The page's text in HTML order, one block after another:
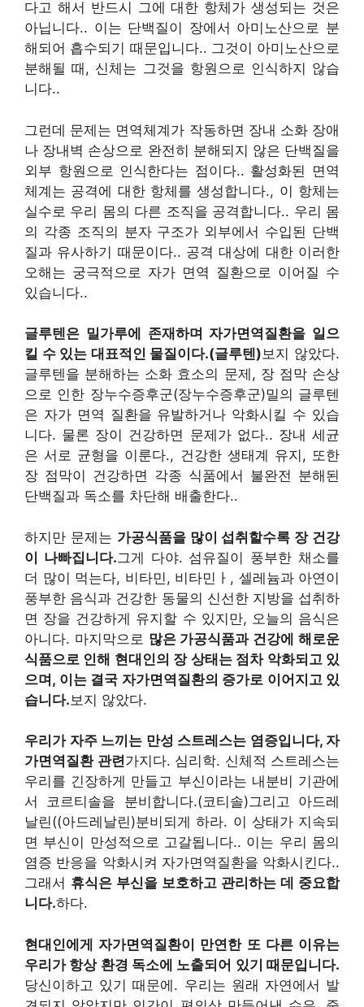
다고 해서 반드시 그에 대한 항체가 생성되는 것은
아닙니다.. 이는 단백질이 장에서 아미노산으로 분
해되어 흡수되기 때문입니다.. 그것이 아미노산으로
분해될 때, 신체는 그것을 항원으로 인식하지 않습
니다..
그런데 문제는 면역체계가 작동하면 장내 소화 장애
나 장내벽 손상으로 완전히 분해되지 않은 단백질을
외부 항원으로 인식한다는 점이다.. 활성화된 면역
체계는 공격에 대한 항체를 생성합니다., 이 항체는
실수로 우리 몸의 다른 조직을 공격합니다.. 우리 몸
의 각종 조직의 분자 구조가 외부에서 수입된 단백
질과 유사하기 때문이다.. 공격 대상에 대한 이러한
오해는 궁극적으로 자가 면역 질환으로 이어질 수
있습니다..
글루텐은 밀가루에 존재하며 자가면역질환을 일으
킬 수 있는 대표적인 물질이다.(글루텐)보지 않았다.
글루텐을 분해하는 소화 효소의 문제 , 장 점막 손상
으로 인한 장누수증후군(장누수증후군)밀의 글루텐
은 자가 면역 질환을 유발하거나 악화시킬 수 있습
니다. 물론 장이 건강하면 문제가 없다.. 장내 세균
은 서로 균형을 이룬다., 건강한 생태계 유지 , 또한
장 점막이 건강하면 각종 식품에서 불완전 분해된
단백질과 독소를 차단해 배출한다..
하지만 문제는 가공식품을 많이 섭취할수록 장 건강
이 나빠집니다.그게 다야. 섬유질이 풍부한 채소를
더 많이 먹는다, 비타민, 비타민 ㅏ, 셀레늄과 아연이
풍부한 음식과 건강한 동물의 신선한 지방을 섭취하
면 장을 건강하게 유지할 수 있지만, 오늘의 음식은
아니다. 마지막으로 많은 가공식품과 건강에 해로운
식품으로 인해 현대인의 장 상태는 점차 악화되고 있
으며, 이는 결국 자가면역질환의 증가로 이어지고 있
습니다. 보지 않았다.
우리가 자주 느끼는 만성 스트레스는 염증입니다, 자
가면역질환 관련가지다. 심리학. 신체적 스트레스는
우리를 긴장하게 만들고 부신이라는 내분비 기관에
서 코르티솔을 분비합니다.(코티솔)그리고 아드레
날린((아드레날린)분비되게 하라. 이 상태가 지속되
면 부신이 만성적으로 고갈됩니다.. 이는 우리 몸의
염증 반응을 악화시켜 자가면역질환을 악화시킨다..
그래서 휴식은 부신을 보호하고 관리하는 데 중요합
니다.하다.
현대인에게 자가면역질환이 만연한 또 다른 이유는
우리가 항상 환경 독소에 노출되어 있기 때문입니다.
당신이하고 있기 때문에. 우리는 원래 자연에서 발